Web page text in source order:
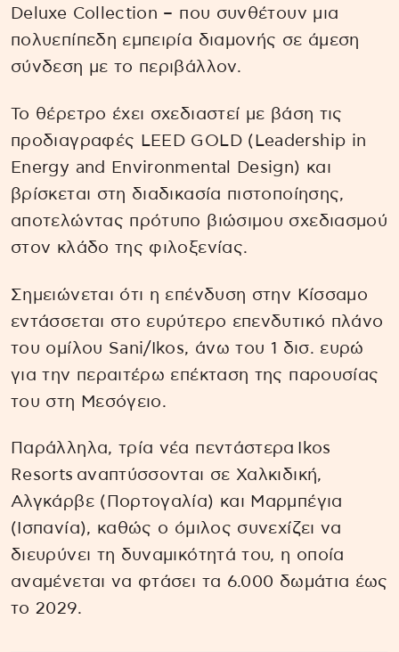
Deluxe Collection – που συνθέτουν μια
πολυεπίπεδη εμπειρία διαμονής σε άμεση
σύνδεση με το περιβάλλον.
Το θέρετρο έχει σχεδιαστεί με βάση τις
προδιαγραφές LEED GOLD (Leadership in
Energy and Environmental Design) και
βρίσκεται στη διαδικασία πιστοποίησης,
αποτελώντας πρότυπο βιώσιμου σχεδιασμού
στον κλάδο της φιλοξενίας.
Σημειώνεται ότι η επένδυση στην Κίσσαμο
εντάσσεται στο ευρύτερο επενδυτικό πλάνο
του ομίλου Sani/Ikos, άνω του 1 δισ. ευρώ
για την περαιτέρω επέκταση της παρουσίας
του στη Μεσόγειο.
Παράλληλα, τρία νέα πεντάστερα Ikos
Resorts αναπτύσσονται σε Χαλκιδική,
Αλγκάρβε (Πορτογαλία) και Μαρμπέγια
(Ισπανία), καθώς ο όμιλος συνεχίζει να
διευρύνει τη δυναμικότητά του, η οποία
αναμένεται να φτάσει τα 6.000 δωμάτια έως
το 2029.